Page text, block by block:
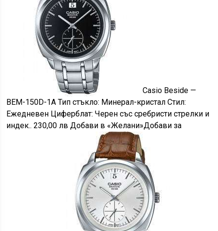
Casio Beside —
BEM-150D-1A Тип стъкло: Минерал-кристал Стил:
Eжедневен Циферблат: Черен със сребристи стрелки и
индек.. 230,00 лв Добави в «Желани»Добави за